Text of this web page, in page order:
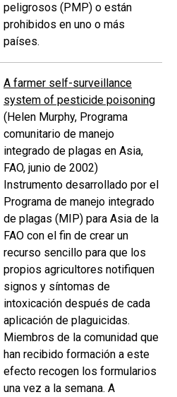
peligrosos (PMP) o están
prohibidos en uno o más
países.
A farmer self-surveillance
system of pesticide poisoning
(Helen Murphy, Programa
comunitario de manejo
integrado de plagas en Asia,
FAO, junio de 2002)
Instrumento desarrollado por el
Programa de manejo integrado
de plagas (MIP) para Asia de la
FAO con el fin de crear un
recurso sencillo para que los
propios agricultores notifiquen
signos y síntomas de
intoxicación después de cada
aplicación de plaguicidas.
Miembros de la comunidad que
han recibido formación a este
efecto recogen los formularios
una vez a la semana. A